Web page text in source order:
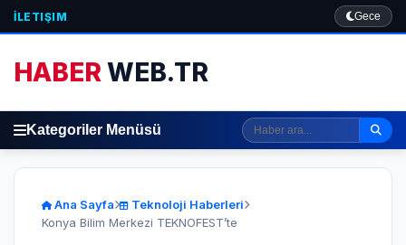
İLETIŞIM Gece
HABERWEB.TR
Kategoriler Menüsü
Ana Sayfa
Teknoloji Haberleri
Konya Bilim Merkezi TEKNOFEST’te